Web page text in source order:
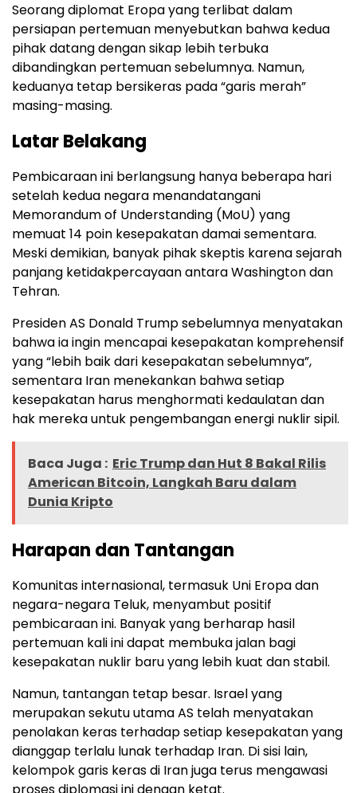
Seorang diplomat Eropa yang terlibat dalam
persiapan pertemuan menyebutkan bahwa kedua
pihak datang dengan sikap lebih terbuka
dibandingkan pertemuan sebelumnya. Namun,
keduanya tetap bersikeras pada “garis merah”
masing-masing.
Latar Belakang
Pembicaraan ini berlangsung hanya beberapa hari
setelah kedua negara menandatangani
Memorandum of Understanding (MoU) yang
memuat 14 poin kesepakatan damai sementara.
Meski demikian, banyak pihak skeptis karena sejarah
panjang ketidakpercayaan antara Washington dan
Tehran.
Presiden AS Donald Trump sebelumnya menyatakan
bahwa ia ingin mencapai kesepakatan komprehensif
yang “lebih baik dari kesepakatan sebelumnya”,
sementara Iran menekankan bahwa setiap
kesepakatan harus menghormati kedaulatan dan
hak mereka untuk pengembangan energi nuklir sipil.
Baca Juga : Eric Trump dan Hut 8 Bakal Rilis
American Bitcoin, Langkah Baru dalam
Dunia Kripto
Harapan dan Tantangan
Komunitas internasional, termasuk Uni Eropa dan
negara-negara Teluk, menyambut positif
pembicaraan ini. Banyak yang berharap hasil
pertemuan kali ini dapat membuka jalan bagi
kesepakatan nuklir baru yang lebih kuat dan stabil.
Namun, tantangan tetap besar. Israel yang
merupakan sekutu utama AS telah menyatakan
penolakan keras terhadap setiap kesepakatan yang
dianggap terlalu lunak terhadap Iran. Di sisi lain,
kelompok garis keras di Iran juga terus mengawasi